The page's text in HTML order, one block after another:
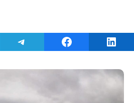
ThreadsShare on TelegramShare on Facebook